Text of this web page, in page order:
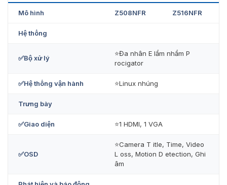
ZKTeco Z508NFR / Z516NFR
ZKTeco Z508NFR / Z516NFR tại
VietNamsmart
Mua ZKTeco Z508NFR / Z516NFR
Mô hình Z508NFR Z516NFR
Hệ thống
✅Bộ xử lý
⭐Đa nhân E lẩm nhẩm P
rocigator
✅Hệ thống vận hành ⭐Linux nhúng
Trưng bày
✅Giao diện ⭐1 HDMI, 1 VGA
✅OSD
⭐Camera T itle, Time, Video
L oss, Motion D etection, Ghi
âm